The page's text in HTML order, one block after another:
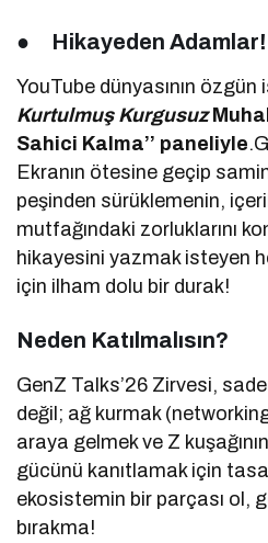
● Hikayeden Adamlar!
YouTube dünyasının özgün
Kurtulmuş Kurgusuz
Sahici Kalma’’ paneliyle
Ekranın ötesine geçip
peşinden sürüklemenin,
mutfağındaki zorluklarını
hikayesini yazmak isteyen
için ilham dolu bir durak!
Neden Katılmalısın?
GenZ Talks’26 Zirvesi,
değil; ağ kurmak
araya gelmek ve Z
gücünü kanıtlamak için
ekosistemin bir parçası ol,
bırakma!